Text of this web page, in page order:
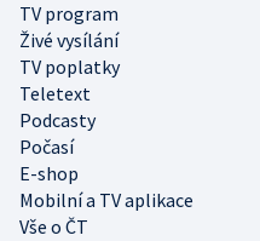
TV program
Živé vysílání
TV poplatky
Teletext
Podcasty
Počasí
E-shop
Mobilní a TV aplikace
Vše o ČT